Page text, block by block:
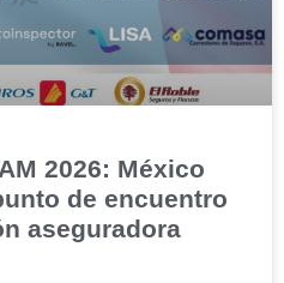
2026: México
de encuentro
aseguradora